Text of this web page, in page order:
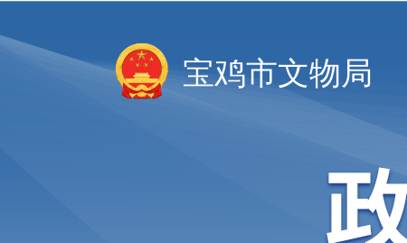
宝鸡市文物局